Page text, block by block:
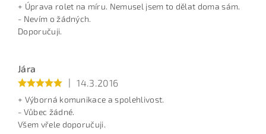
+ Úprava rolet na míru. Nemusel jsem to dělat doma sám.
- Nevím o žádných.
Doporučuji.
Jára
| 14.3.2016
+ Výborná komunikace a spolehlivost.
- Vůbec žádné.
Všem vřele doporučuji.